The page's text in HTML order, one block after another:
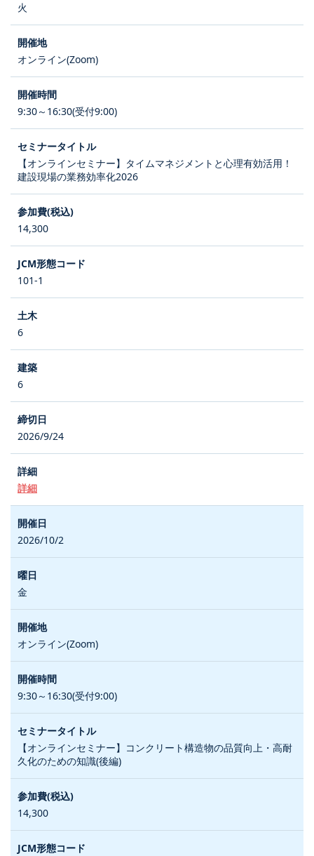
火
オンライン(Zoom)
9:30～16:30(受付9:00)
【オンラインセミナー】タイムマネジメントと心理有効活用！
建設現場の業務効率化2026
14,300
101-1
6
6
2026/9/24
詳細
2026/10/2
金
オンライン(Zoom)
9:30～16:30(受付9:00)
【オンラインセミナー】コンクリート構造物の品質向上・高耐
久化のための知識(後編)
14,300